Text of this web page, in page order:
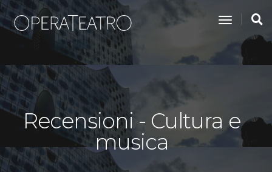
toggle
Recensioni - Cultura e
musica